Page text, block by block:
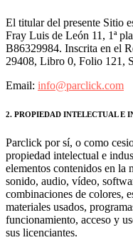
El titular del presente Sitio
Fray Luis de León 11, 1ª
B86329984. Inscrita en el
29408, Libro 0, Folio 121,
Email: info@parclick.com
2. PROPIEDAD INTELECTUAL E
Parclick por sí, o como
propiedad intelectual e
elementos contenidos en la
sonido, audio, vídeo,
combinaciones de colores,
materiales usados,
funcionamiento, acceso y
sus licenciantes.